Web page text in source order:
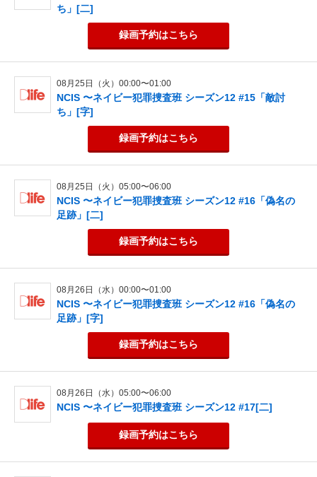
ち」[二]
録画予約はこちら
08月25日（火）00:00〜01:00
NCIS 〜ネイビー犯罪捜査班 シーズン12 #15「敵討
ち」[字]
録画予約はこちら
08月25日（火）05:00〜06:00
NCIS 〜ネイビー犯罪捜査班 シーズン12 #16「偽名の
足跡」[二]
録画予約はこちら
08月26日（水）00:00〜01:00
NCIS 〜ネイビー犯罪捜査班 シーズン12 #16「偽名の
足跡」[字]
録画予約はこちら
08月26日（水）05:00〜06:00
NCIS 〜ネイビー犯罪捜査班 シーズン12 #17[二]
録画予約はこちら